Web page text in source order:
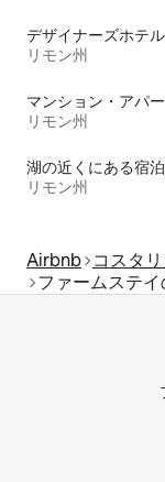
デザイナーズホテル
リモン州
マンション・アパ
リモン州
湖の近くにある宿
リモン州
Airbnb コスタ
ファームステ